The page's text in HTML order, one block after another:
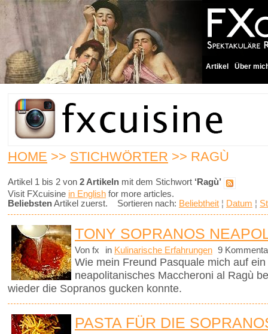
Artikel Über
HOME >> STICHWÖRTER >> RAGÙ
Artikel 1 bis 2 von 2 Artikeln mit dem Stichwort ‘Ragù’
Visit FXcuisine in English for more articles.
BeliebstenArtikel zuerst. Sortieren nach: Beliebtheit ¦ Datum ¦
TONY SOPRANOS
Von fx in Kulinarische Erfahrungen 9
Wie mein Freund Pasquale mich auf
neapolitanisches Maccheroni al Ragù
wieder die Sopranos gucken konnte.
PASTA FÜR DIE